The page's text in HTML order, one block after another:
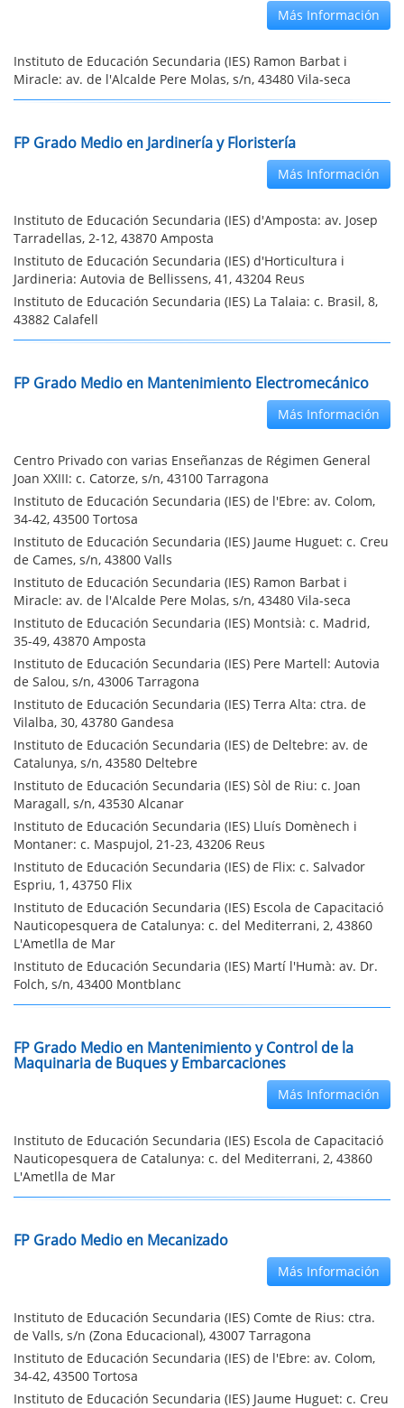
Más Información
Instituto de Educación Secundaria (IES) Ramon Barbat i
Miracle: av. de l'Alcalde Pere Molas, s/n, 43480 Vila-seca
FP Grado Medio en Jardinería y Floristería
Más Información
Instituto de Educación Secundaria (IES) d'Amposta: av. Josep
Tarradellas, 2-12, 43870 Amposta
Instituto de Educación Secundaria (IES) d'Horticultura i
Jardineria: Autovia de Bellissens, 41, 43204 Reus
Instituto de Educación Secundaria (IES) La Talaia: c. Brasil, 8,
43882 Calafell
FP Grado Medio en Mantenimiento Electromecánico
Más Información
Centro Privado con varias Enseñanzas de Régimen General
Joan XXIII: c. Catorze, s/n, 43100 Tarragona
Instituto de Educación Secundaria (IES) de l'Ebre: av. Colom,
34-42, 43500 Tortosa
Instituto de Educación Secundaria (IES) Jaume Huguet: c. Creu
de Cames, s/n, 43800 Valls
Instituto de Educación Secundaria (IES) Ramon Barbat i
Miracle: av. de l'Alcalde Pere Molas, s/n, 43480 Vila-seca
Instituto de Educación Secundaria (IES) Montsià: c. Madrid,
35-49, 43870 Amposta
Instituto de Educación Secundaria (IES) Pere Martell: Autovia
de Salou, s/n, 43006 Tarragona
Instituto de Educación Secundaria (IES) Terra Alta: ctra. de
Vilalba, 30, 43780 Gandesa
Instituto de Educación Secundaria (IES) de Deltebre: av. de
Catalunya, s/n, 43580 Deltebre
Instituto de Educación Secundaria (IES) Sòl de Riu: c. Joan
Maragall, s/n, 43530 Alcanar
Instituto de Educación Secundaria (IES) Lluís Domènech i
Montaner: c. Maspujol, 21-23, 43206 Reus
Instituto de Educación Secundaria (IES) de Flix: c. Salvador
Espriu, 1, 43750 Flix
Instituto de Educación Secundaria (IES) Escola de Capacitació
Nauticopesquera de Catalunya: c. del Mediterrani, 2, 43860
L'Ametlla de Mar
Instituto de Educación Secundaria (IES) Martí l'Humà: av. Dr.
Folch, s/n, 43400 Montblanc
FP Grado Medio en Mantenimiento y Control de la
Maquinaria de Buques y Embarcaciones
Más Información
Instituto de Educación Secundaria (IES) Escola de Capacitació
Nauticopesquera de Catalunya: c. del Mediterrani, 2, 43860
L'Ametlla de Mar
FP Grado Medio en Mecanizado
Más Información
Instituto de Educación Secundaria (IES) Comte de Rius: ctra.
de Valls, s/n (Zona Educacional), 43007 Tarragona
Instituto de Educación Secundaria (IES) de l'Ebre: av. Colom,
34-42, 43500 Tortosa
Instituto de Educación Secundaria (IES) Jaume Huguet: c. Creu